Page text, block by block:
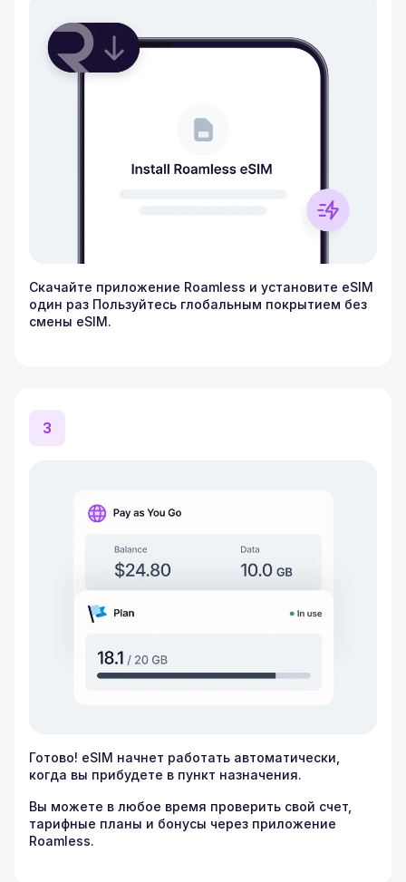
Скачайте приложение Roamless и установите eSIM
один раз Пользуйтесь глобальным покрытием без
смены eSIM.
3
Готово! eSIM начнет работать автоматически,
когда вы прибудете в пункт назначения.
Вы можете в любое время проверить свой счет,
тарифные планы и бонусы через приложение
Roamless.